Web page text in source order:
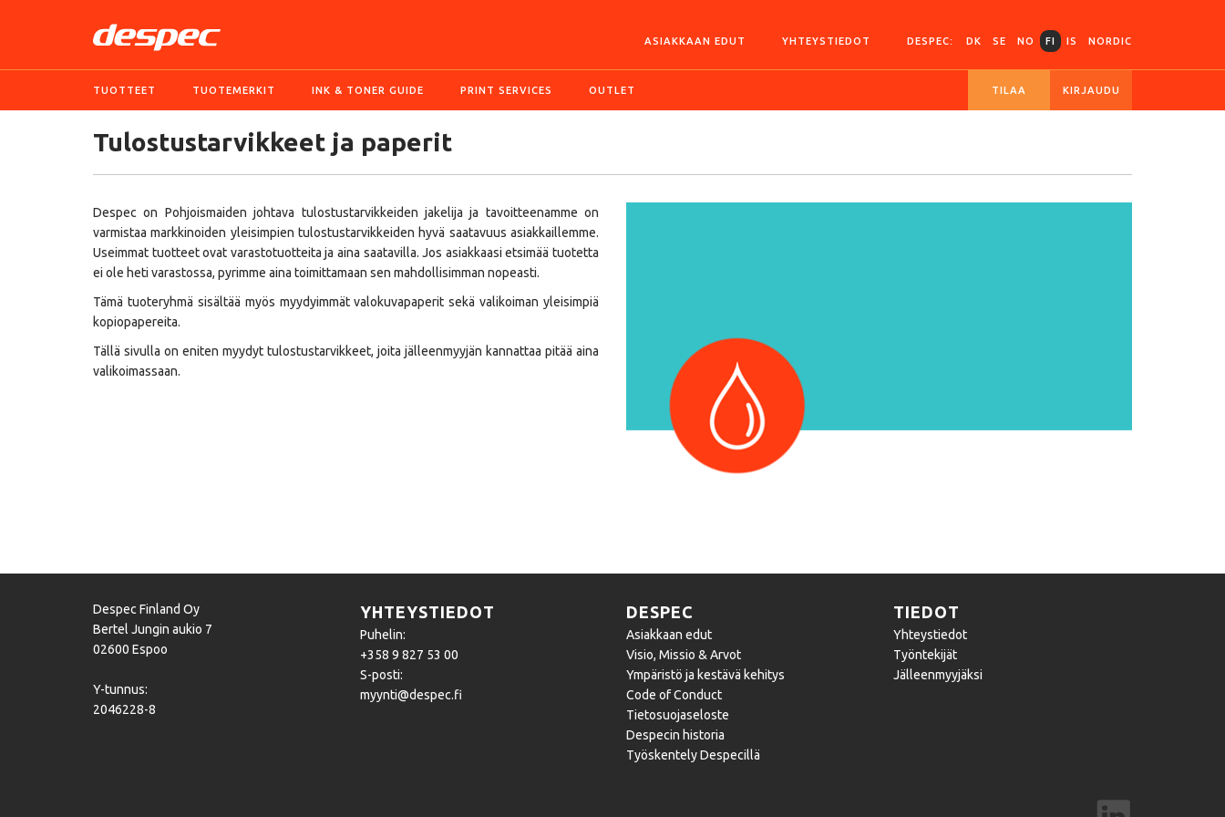
ASIAKKAAN EDUT YHTEYSTIEDOT DESPEC: DK SE NO FI IS NORDIC
TUOTTEET TUOTEMERKIT INK & TONER GUIDE PRINT SERVICES OUTLET TILAA KIRJAUDU
Tulostustarvikkeet ja paperit
Despec on Pohjoismaiden johtava tulostustarvikkeiden jakelija ja tavoitteenamme on
varmistaa markkinoiden yleisimpien tulostustarvikkeiden hyvä saatavuus asiakkaillemme.
Useimmat tuotteet ovat varastotuotteita ja aina saatavilla. Jos asiakkaasi etsimää tuotetta
ei ole heti varastossa, pyrimme aina toimittamaan sen mahdollisimman nopeasti.
Tämä tuoteryhmä sisältää myös myydyimmät valokuvapaperit sekä valikoiman yleisimpiä
kopiopapereita.
Tällä sivulla on eniten myydyt tulostustarvikkeet, joita jälleenmyyjän kannattaa pitää aina
valikoimassaan.
Despec Finland Oy
Bertel Jungin aukio 7
02600 Espoo
Y-tunnus:
2046228-8
YHTEYSTIEDOT
Puhelin:
+358 9 827 53 00
S-posti:
myynti@despec.fi
DESPEC
Asiakkaan edut
Visio, Missio & Arvot
Ympäristö ja kestävä kehitys
Code of Conduct
Tietosuojaseloste
Despecin historia
Työskentely Despecillä
TIEDOT
Yhteystiedot
Työntekijät
Jälleenmyyjäksi